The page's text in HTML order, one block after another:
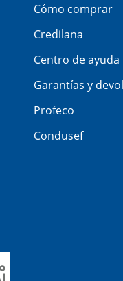
Cómo comprar
Credilana
Centro de ayuda
Garantías y
Profeco
Condusef